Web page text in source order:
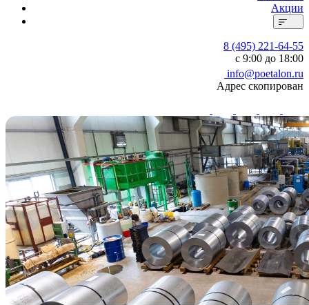
Акции
8 (495) 221-64-55
с 9:00 до 18:00
info@poetalon.ru
Адрес скопирован